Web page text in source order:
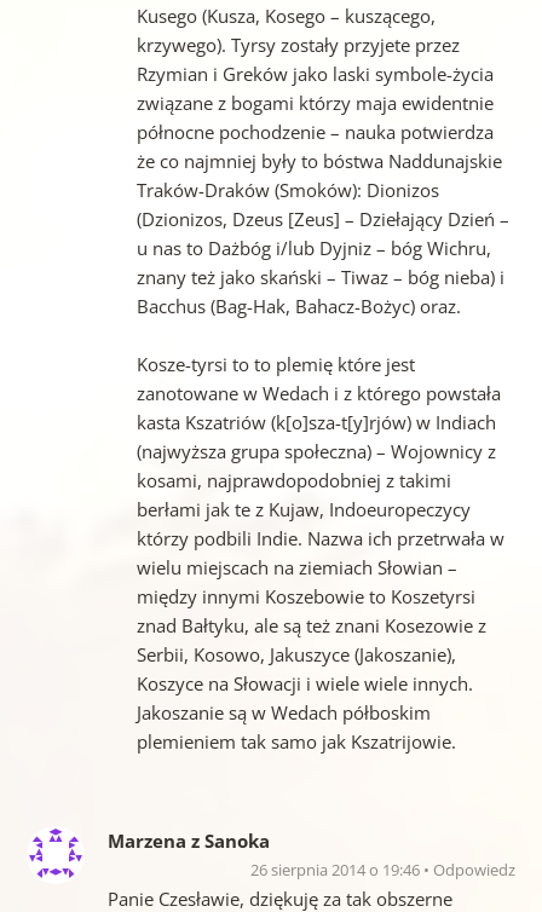
Kusego (Kusza, Kosego – kuszącego,
krzywego). Tyrsy zostały przyjete przez
Rzymian i Greków jako laski symbole-życia
związane z bogami którzy maja ewidentnie
północne pochodzenie – nauka potwierdza
że co najmniej były to bóstwa Naddunajskie
Traków-Draków (Smoków): Dionizos
(Dzionizos, Dzeus [Zeus] – Dziełający Dzień –
u nas to Dażbóg i/lub Dyjniz – bóg Wichru,
znany też jako skański – Tiwaz – bóg nieba) i
Bacchus (Bag-Hak, Bahacz-Bożyc) oraz.
Kosze-tyrsi to to plemię które jest
zanotowane w Wedach i z którego powstała
kasta Kszatriów (k[o]sza-t[y]rjów) w Indiach
(najwyższa grupa społeczna) – Wojownicy z
kosami, najprawdopodobniej z takimi
berłami jak te z Kujaw, Indoeuropeczycy
którzy podbili Indie. Nazwa ich przetrwała w
wielu miejscach na ziemiach Słowian –
między innymi Koszebowie to Koszetyrsi
znad Bałtyku, ale są też znani Kosezowie z
Serbii, Kosowo, Jakuszyce (Jakoszanie),
Koszyce na Słowacji i wiele wiele innych.
Jakoszanie są w Wedach półboskim
plemieniem tak samo jak Kszatrijowie.
Marzena z Sanoka
26 sierpnia 2014 o 19:46 Odpowiedz
Panie Czesławie, dziękuję za tak obszerne